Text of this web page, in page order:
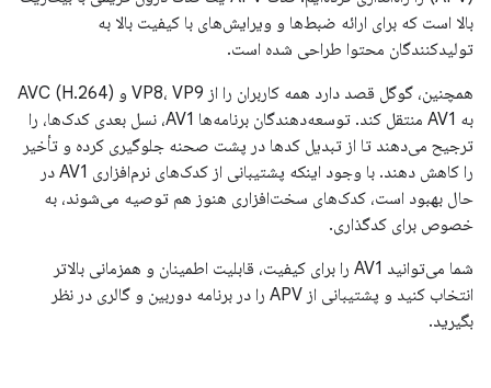
بالا است که برای ارائه ضبط‌ها و ویرایش‌های با کیفیت بالا به
تولیدکنندگان محتوا طراحی شده است.
همچنین، گوگل قصد دارد همه کاربران را از VP8، VP9 و AVC (H.264)
به AV1 منتقل کند. توسعه‌دهندگان برنامه‌ها AV1، نسل بعدی کدک‌ها، را
ترجیح می‌دهند تا از تبدیل کدها در پشت صحنه جلوگیری کرده و تأخیر
را کاهش دهند. با وجود اینکه پشتیبانی از کدک‌های نرم‌افزاری AV1 در
حال بهبود است، کدک‌های سخت‌افزاری هنوز هم توصیه می‌شوند، به
خصوص برای کدگذاری.
شما می‌توانید AV1 را برای کیفیت، قابلیت اطمینان و همزمانی بالاتر
انتخاب کنید و پشتیبانی از APV را در برنامه دوربین و گالری در نظر
بگیرید.